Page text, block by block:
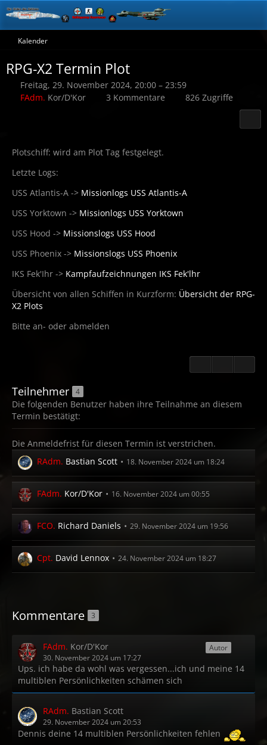
Kalender
RPG-X2 Termin Plot
Freitag, 29. November 2024, 20:00 – 23:59
FAdm. Kor/D'Kor 3 Kommentare 826 Zugriffe
Plotschiff: wird am Plot Tag festgelegt.
Letzte Logs:
USS Atlantis-A -> Missionlogs USS Atlantis-A
USS Yorktown -> Missionlogs USS Yorktown
USS Hood -> Missionslogs USS Hood
USS Phoenix -> Missionslogs USS Phoenix
IKS Fek'Ihr -> Kampfaufzeichnungen IKS Fek'lhr
Übersicht von allen Schiffen in Kurzform: Übersicht der RPG-
X2 Plots
Bitte an- oder abmelden
Teilnehmer 4
Die folgenden Benutzer haben ihre Teilnahme an diesem
Termin bestätigt:
Die Anmeldefrist für diesen Termin ist verstrichen.
RAdm. Bastian Scott 18. November 2024 um 18:24
FAdm. Kor/D'Kor 16. November 2024 um 00:55
FCO. Richard Daniels 29. November 2024 um 19:56
Cpt. David Lennox 24. November 2024 um 18:27
Kommentare 3
FAdm. Kor/D'Kor
30. November 2024 um 17:27
Autor
Ups. ich habe da wohl was vergessen...ich und meine 14
multiblen Persönlichkeiten schämen sich
RAdm. Bastian Scott
29. November 2024 um 20:53
Dennis deine 14 multiblen Persönlichkeiten fehlen